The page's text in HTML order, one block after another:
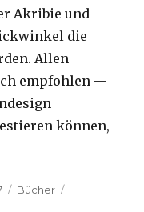
Akribie und
die
Allen
empfohlen —
können,
Kategorien
Bücher